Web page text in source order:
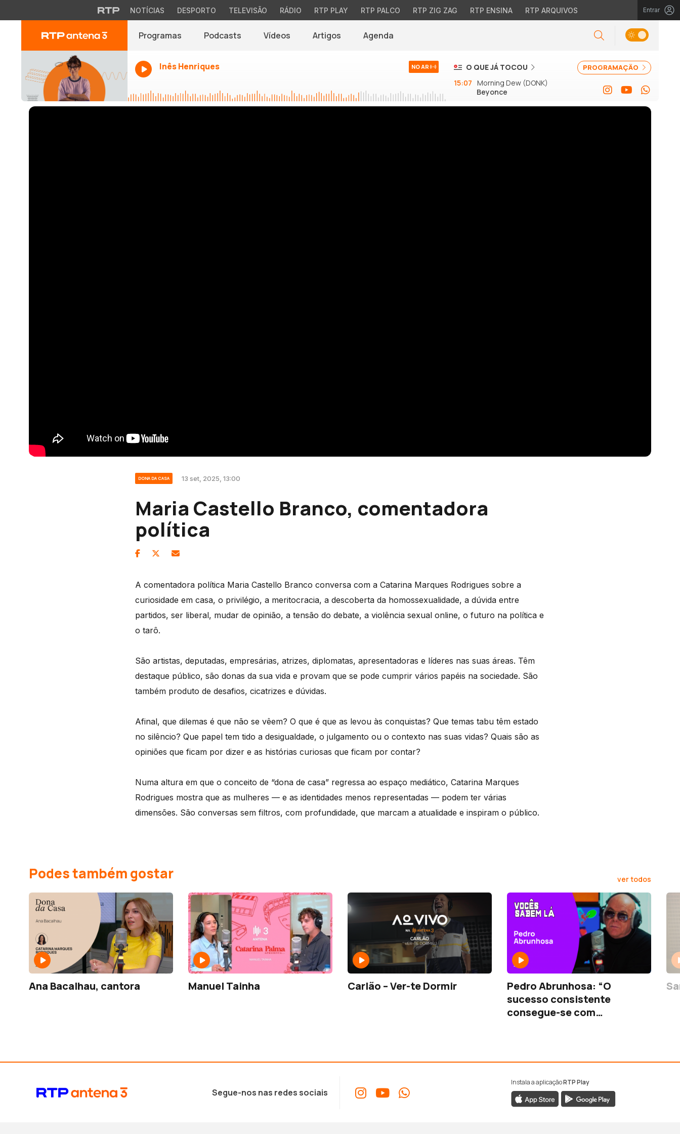
NOTÍCIAS DESPORTO TELEVISÃO RÁDIO RTP PLAY RTP PALCO RTP ZIG ZAG RTP ENSINA RTP ARQUIVOS Entrar
Programas Podcasts Vídeos Artigos Agenda
Inês Henriques NO AR PROGRAMAÇÃO
O QUE JÁ TOCOU
15:07 Morning Dew (DONK)
Beyonce
DONA DA CASA 13 set, 2025, 13:00
Maria Castello Branco, comentadora
política
A comentadora política Maria Castello Branco conversa com a Catarina Marques Rodrigues sobre a
curiosidade em casa, o privilégio, a meritocracia, a descoberta da homossexualidade, a dúvida entre
partidos, ser liberal, mudar de opinião, a tensão do debate, a violência sexual online, o futuro na política e
o tarô.
São artistas, deputadas, empresárias, atrizes, diplomatas, apresentadoras e líderes nas suas áreas. Têm
destaque público, são donas da sua vida e provam que se pode cumprir vários papéis na sociedade. São
também produto de desafios, cicatrizes e dúvidas.
Afinal, que dilemas é que não se vêem? O que é que as levou às conquistas? Que temas tabu têm estado
no silêncio? Que papel tem tido a desigualdade, o julgamento ou o contexto nas suas vidas? Quais são as
opiniões que ficam por dizer e as histórias curiosas que ficam por contar?
Numa altura em que o conceito de “dona de casa” regressa ao espaço mediático, Catarina Marques
Rodrigues mostra que as mulheres — e as identidades menos representadas — podem ter várias
dimensões. São conversas sem filtros, com profundidade, que marcam a atualidade e inspiram o público.
Podes também gostar ver todos
Ana Bacalhau, cantora Manuel Tainha Carlão – Ver-te Dormir
Pedro Abrunhosa: “O
sucesso consistente
consegue-se com
Segue-nos nas redes sociais
Instala a aplicaçãoRTP Play